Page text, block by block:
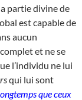
partie divine de
est capable de
aucun
et ne se
l’individu ne lui
qui lui sont
que ceux